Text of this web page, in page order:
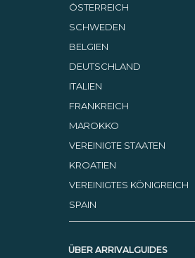
ÖSTERREICH
SCHWEDEN
BELGIEN
DEUTSCHLAND
ITALIEN
FRANKREICH
MAROKKO
VEREINIGTE STAATEN
KROATIEN
VEREINIGTES KÖNIGREICH
SPAIN
ÜBER ARRIVALGUIDES